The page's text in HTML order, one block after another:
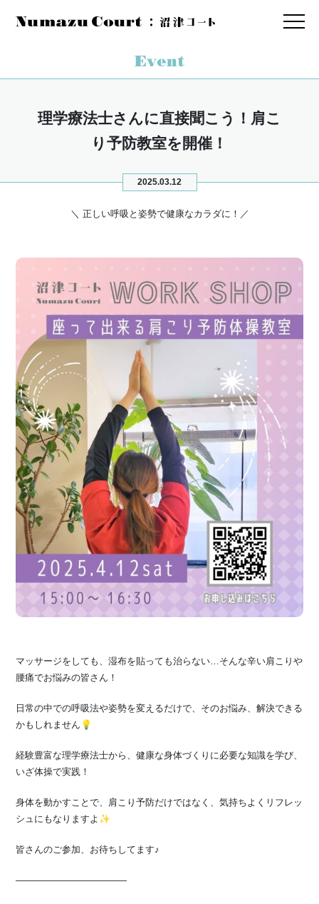
理学療法士さんに直接聞こう！肩こ
り予防教室を開催！
2025.03.12
＼ 正しい呼吸と姿勢で健康なカラダに！／
マッサージをしても、湿布を貼っても治らない…そんな辛い肩こりや
腰痛でお悩みの皆さん！
日常の中での呼吸法や姿勢を変えるだけで、そのお悩み、解決できる
かもしれません💡
経験豊富な理学療法士から、健康な身体づくりに必要な知識を学び、
いざ体操で実践！
身体を動かすことで、肩こり予防だけではなく、気持ちよくリフレッ
シュにもなりますよ✨
皆さんのご参加、お待ちしてます♪
————————————